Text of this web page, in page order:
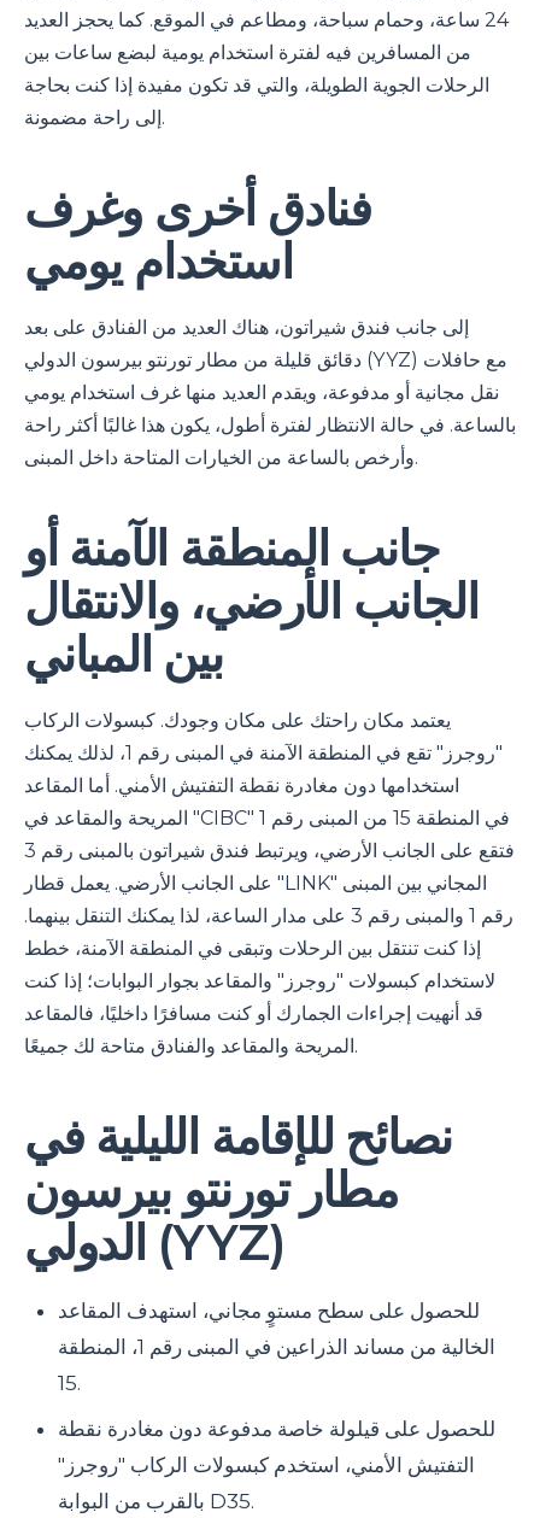
24 ساعة، وحمام سباحة، ومطاعم في الموقع. كما يحجز العديد
من المسافرين فيه لفترة استخدام يومية لبضع ساعات بين
الرحلات الجوية الطويلة، والتي قد تكون مفيدة إذا كنت بحاجة
إلى راحة مضمونة.
فنادق أخرى وغرف
استخدام يومي
إلى جانب فندق شيراتون، هناك العديد من الفنادق على بعد
دقائق قليلة من مطار تورنتو بيرسون الدولي (YYZ) مع حافلات
نقل مجانية أو مدفوعة، ويقدم العديد منها غرف استخدام يومي
بالساعة. في حالة الانتظار لفترة أطول، يكون هذا غالبًا أكثر راحة
وأرخص بالساعة من الخيارات المتاحة داخل المبنى.
جانب المنطقة الآمنة أو
الجانب الأرضي، والانتقال
بين المباني
يعتمد مكان راحتك على مكان وجودك. كبسولات الركاب
"روجرز" تقع في المنطقة الآمنة في المبنى رقم 1، لذلك يمكنك
استخدامها دون مغادرة نقطة التفتيش الأمني. أما المقاعد
المريحة والمقاعد في "CIBC" في المنطقة 15 من المبنى رقم 1
فتقع على الجانب الأرضي، ويرتبط فندق شيراتون بالمبنى رقم 3
على الجانب الأرضي. يعمل قطار "LINK" المجاني بين المبنى
رقم 1 والمبنى رقم 3 على مدار الساعة، لذا يمكنك التنقل بينهما.
إذا كنت تنتقل بين الرحلات وتبقى في المنطقة الآمنة، خطط
لاستخدام كبسولات "روجرز" والمقاعد بجوار البوابات؛ إذا كنت
قد أنهيت إجراءات الجمارك أو كنت مسافرًا داخليًا، فالمقاعد
المريحة والمقاعد والفنادق متاحة لك جميعًا.
نصائح للإقامة الليلية في
مطار تورنتو بيرسون
الدولي (YYZ)
للحصول على سطح مستوٍ مجاني، استهدف المقاعد
الخالية من مساند الذراعين في المبنى رقم 1، المنطقة
15.
للحصول على قيلولة خاصة مدفوعة دون مغادرة نقطة
التفتيش الأمني، استخدم كبسولات الركاب "روجرز"
بالقرب من البوابة D35.